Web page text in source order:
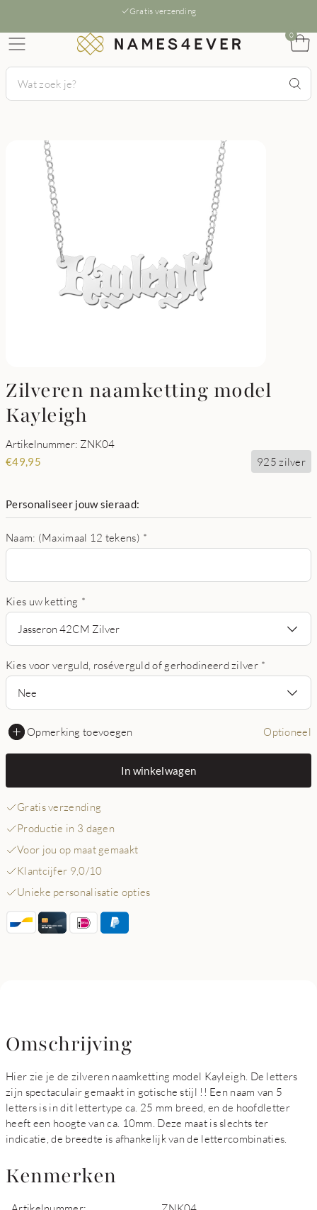
Gratis verzending
0
Zilveren naamketting model
Kayleigh
Artikelnummer: ZNK04
€49,95 925 zilver
Personaliseer jouw sieraad:
Naam: (Maximaal 12 tekens) *
Kies uw ketting *
Jasseron 42CM Zilver
Kies voor verguld, roséverguld of gerhodineerd zilver *
Nee
Opmerking toevoegen Optioneel
In winkelwagen
Gratis verzending
Productie in 3 dagen
Voor jou op maat gemaakt
Klantcijfer 9,0/10
Unieke personalisatie opties
Omschrijving
Hier zie je de zilveren naamketting model Kayleigh. De letters
zijn spectaculair gemaakt in gotische stijl !! Een naam van 5
letters is in dit lettertype ca. 25 mm breed, en de hoofdletter
heeft een hoogte van ca. 10mm. Deze maat is slechts ter
indicatie, de breedte is afhankelijk van de lettercombinaties.
Kenmerken